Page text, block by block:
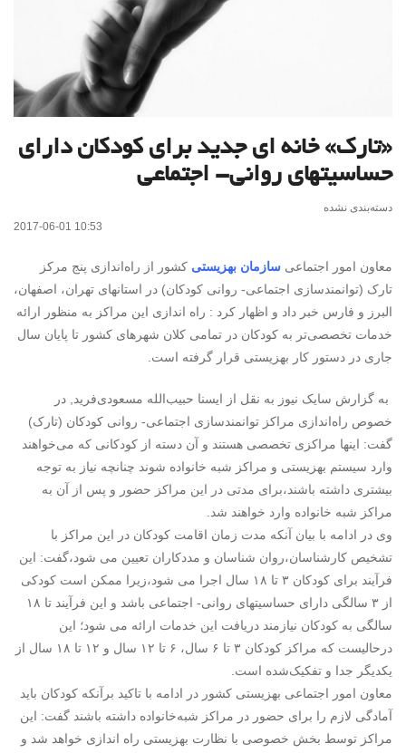
«تارک» خانه ای جدید برای کودکان دارای
حساسیتهای روانی- اجتماعی
دسته‌بندی نشده
2017-06-01 10:53
معاون امور اجتماعی سازمان بهزیستی کشور از راه‌اندازی پنج مرکز
تارک (توانمندسازی اجتماعی- روانی کودکان) در استانهای تهران، اصفهان،
البرز و فارس خبر داد و اظهار کرد : راه اندازی این مراکز به منظور ارائه
خدمات تخصصی‌تر به کودکان در تمامی کلان شهرهای کشور تا پایان سال
جاری در دستور کار بهزیستی قرار گرفته است.
به گزارش سایک نیوز به نقل از ایسنا حبیب‌الله مسعودی‌فرید, در
خصوص راه‌اندازی مراکز توانمندسازی اجتماعی- روانی کودکان (تارک)
گفت: اینها مراکزی تخصصی هستند و آن دسته از کودکانی که می‌خواهند
وارد سیستم بهزیستی و مراکز شبه خانواده شوند چنانچه نیاز به توجه
بیشتری داشته باشند،برای مدتی در این مراکز حضور و پس از آن به
مراکز شبه خانواده وارد خواهند شد.
وی در ادامه با بیان آنکه مدت زمان اقامت کودکان در این مراکز با
تشخیص کارشناسان،روان شناسان و مددکاران تعیین می شود،گفت: این
فرآیند برای کودکان ۳ تا ۱۸ سال اجرا می شود،زیرا ممکن است کودکی
از ۳ سالگی دارای حساسیتهای روانی- اجتماعی باشد و این فرآیند تا ۱۸
سالگی به کودکان نیازمند دریافت این خدمات ارائه می شود؛ این
درحالیست که مراکز کودکان ۳ تا ۶ سال، ۶ تا ۱۲ سال و ۱۲ تا ۱۸ سال از
یکدیگر جدا و تفکیک‌شده است.
معاون امور اجتماعی بهزیستی کشور در ادامه با تاکید برآنکه کودکان باید
آمادگی لازم را برای حضور در مراکز شبه‌خانواده داشته باشند گفت: این
مراکز توسط بخش خصوصی با نظارت بهزیستی راه اندازی خواهد شد و